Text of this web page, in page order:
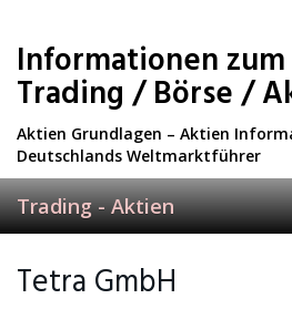
main
content
Informationen zum
Trading / Börse /
Aktien Grundlagen – Aktien
Deutschlands Weltmarktführer
Trading - Aktien
Tetra GmbH